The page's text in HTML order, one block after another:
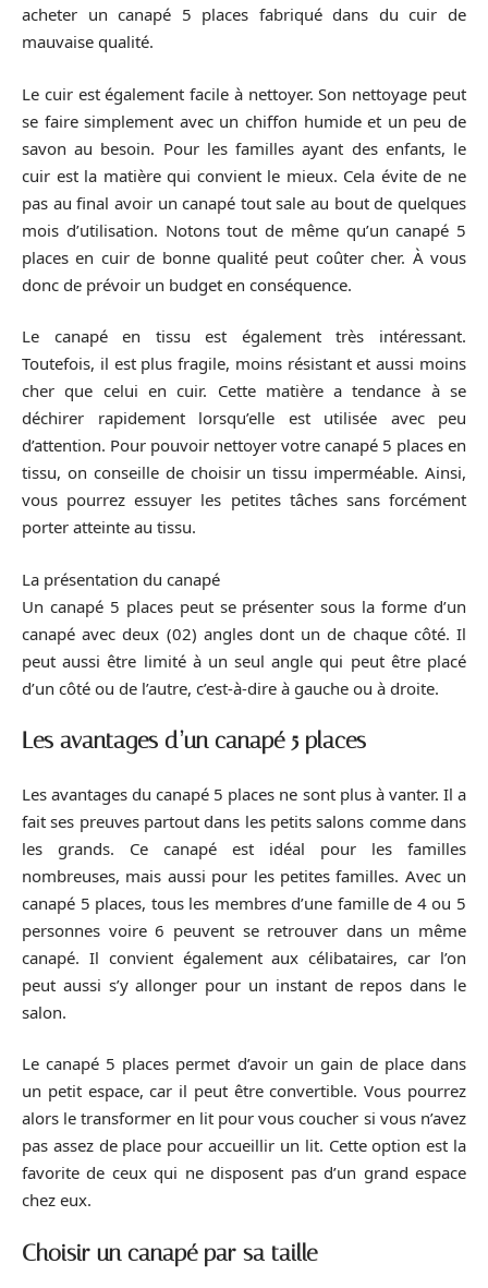
acheter un canapé 5 places fabriqué dans du cuir de
mauvaise qualité.
Le cuir est également facile à nettoyer. Son nettoyage peut
se faire simplement avec un chiffon humide et un peu de
savon au besoin. Pour les familles ayant des enfants, le
cuir est la matière qui convient le mieux. Cela évite de ne
pas au final avoir un canapé tout sale au bout de quelques
mois d’utilisation. Notons tout de même qu’un canapé 5
places en cuir de bonne qualité peut coûter cher. À vous
donc de prévoir un budget en conséquence.
Le canapé en tissu est également très intéressant.
Toutefois, il est plus fragile, moins résistant et aussi moins
cher que celui en cuir. Cette matière a tendance à se
déchirer rapidement lorsqu’elle est utilisée avec peu
d’attention. Pour pouvoir nettoyer votre canapé 5 places en
tissu, on conseille de choisir un tissu imperméable. Ainsi,
vous pourrez essuyer les petites tâches sans forcément
porter atteinte au tissu.
La présentation du canapé
Un canapé 5 places peut se présenter sous la forme d’un
canapé avec deux (02) angles dont un de chaque côté. Il
peut aussi être limité à un seul angle qui peut être placé
d’un côté ou de l’autre, c’est-à-dire à gauche ou à droite.
Les avantages d’un canapé 5 places
Les avantages du canapé 5 places ne sont plus à vanter. Il a
fait ses preuves partout dans les petits salons comme dans
les grands. Ce canapé est idéal pour les familles
nombreuses, mais aussi pour les petites familles. Avec un
canapé 5 places, tous les membres d’une famille de 4 ou 5
personnes voire 6 peuvent se retrouver dans un même
canapé. Il convient également aux célibataires, car l’on
peut aussi s’y allonger pour un instant de repos dans le
salon.
Le canapé 5 places permet d’avoir un gain de place dans
un petit espace, car il peut être convertible. Vous pourrez
alors le transformer en lit pour vous coucher si vous n’avez
pas assez de place pour accueillir un lit. Cette option est la
favorite de ceux qui ne disposent pas d’un grand espace
chez eux.
Choisir un canapé par sa taille